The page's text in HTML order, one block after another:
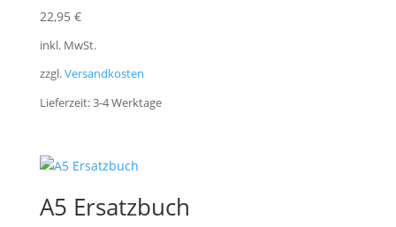
22,95 €
inkl. MwSt.
zzgl.Versandkosten
Lieferzeit:3-4 Werktage
A5 Ersatzbuch